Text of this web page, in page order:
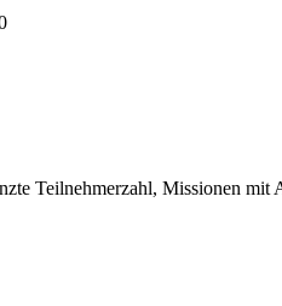
Teilnehmerzahl, Missionen